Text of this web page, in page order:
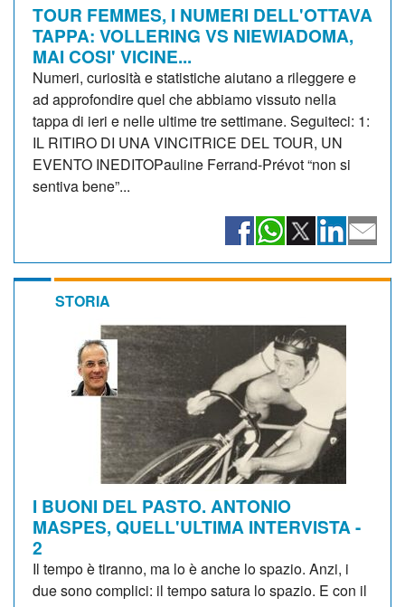
TOUR FEMMES, I NUMERI DELL'OTTAVA
TAPPA: VOLLERING VS NIEWIADOMA,
MAI COSI' VICINE...
Numeri, curiosità e statistiche aiutano a rileggere e
ad approfondire quel che abbiamo vissuto nella
tappa di ieri e nelle ultime tre settimane. Seguiteci: 1:
IL RITIRO DI UNA VINCITRICE DEL TOUR, UN
EVENTO INEDITOPauline Ferrand-Prévot “non si
sentiva bene”...
STORIA
I BUONI DEL PASTO. ANTONIO
MASPES, QUELL'ULTIMA INTERVISTA -
2
Il tempo è tiranno, ma lo è anche lo spazio. Anzi, i
due sono complici: il tempo satura lo spazio. E con il